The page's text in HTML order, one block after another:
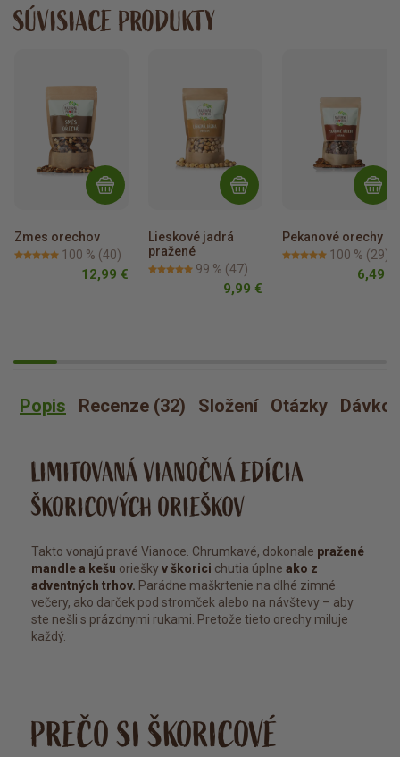
SÚVISIACE PRODUKTY
Zmes orechov
100 % (40)
12,99 €
Lieskové jadrá
pražené
99 % (47)
9,99 €
Pekanové orechy
100 % (29)
6,49 €
Popis Recenze (32) Složení Otázky
LIMITOVANÁ VIANOČNÁ EDÍCIA
ŠKORICOVÝCH ORIEŠKOV
Takto vonajú pravé Vianoce. Chrumkavé, dokonale pražené
mandle a kešu oriešky v škorici chutia úplne ako z
adventných trhov. Parádne maškrtenie na dlhé zimné
večery, ako darček pod stromček alebo na návštevy – aby
ste nešli s prázdnymi rukami. Pretože tieto orechy miluje
každý.
PREČO SI ŠKORICOVÉ